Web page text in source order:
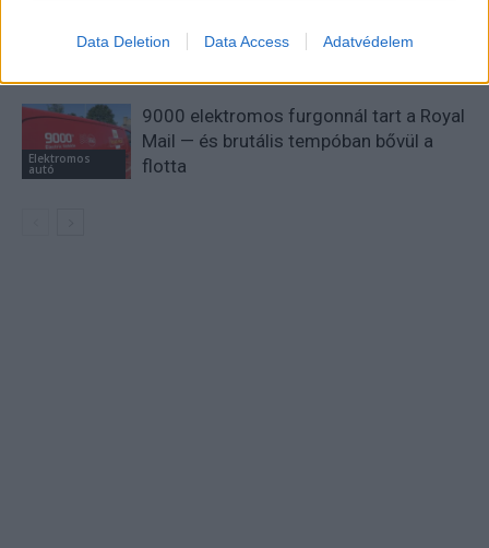
Data Deletion Data Access Adatvédelem
elektromos pickupjának ára, és nevet is
Elektromos
autó
9000 elektromos furgonnál tart a Royal
Mail — és brutális tempóban bővül a
flotta